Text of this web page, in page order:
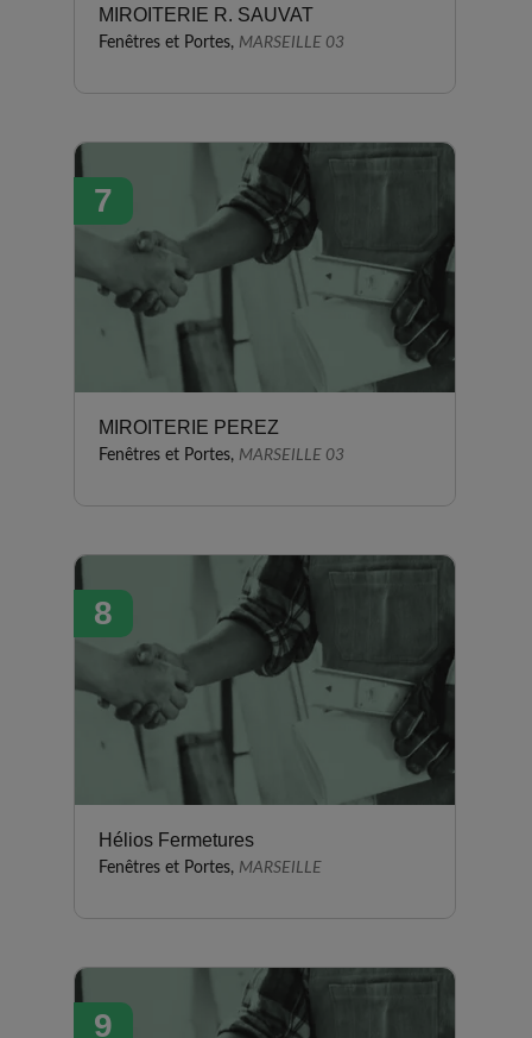
MIROITERIE R. SAUVAT
Fenêtres et Portes, MARSEILLE 03
7
MIROITERIE PEREZ
Fenêtres et Portes, MARSEILLE 03
8
Hélios Fermetures
Fenêtres et Portes, MARSEILLE
9